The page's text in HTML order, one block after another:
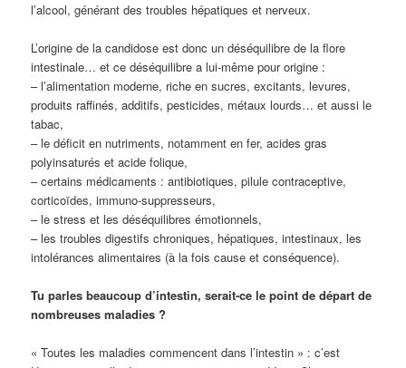
l’alcool, générant des troubles hépatiques et nerveux.
L’origine de la candidose est donc un déséquilibre de la flore
intestinale… et ce déséquilibre a lui-même pour origine :
– l’alimentation moderne, riche en sucres, excitants, levures,
produits raffinés, additifs, pesticides, métaux lourds… et aussi le
tabac,
– le déficit en nutriments, notamment en fer, acides gras
polyinsaturés et acide folique,
– certains médicaments : antibiotiques, pilule contraceptive,
corticoïdes, immuno-suppresseurs,
– le stress et les déséquilibres émotionnels,
– les troubles digestifs chroniques, hépatiques, intestinaux, les
intolérances alimentaires (à la fois cause et conséquence).
Tu parles beaucoup d’intestin, serait-ce le point de départ de
nombreuses maladies ?
« Toutes les maladies commencent dans l’intestin » : c’est